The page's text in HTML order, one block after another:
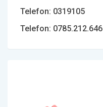
Telefon: 0319105
Telefon: 0785.212.646